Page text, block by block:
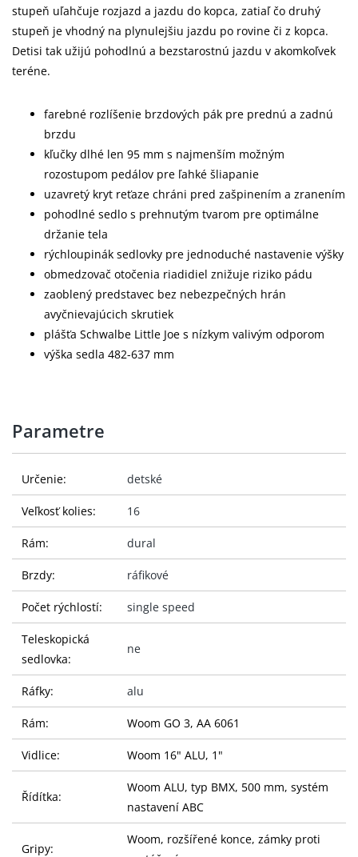
stupeň uľahčuje rozjazd a jazdu do kopca, zatiaľ čo druhý
stupeň je vhodný na plynulejšiu jazdu po rovine či z kopca.
Detisi tak užijú pohodlnú a bezstarostnú jazdu v akomkoľvek
teréne.
farebné rozlíšenie brzdových pák pre prednú a zadnú
brzdu
kľučky dlhé len 95 mm s najmenším možným
rozostupom pedálov pre ľahké šliapanie
uzavretý kryt reťaze chráni pred zašpinením a zranením
pohodlné sedlo s prehnutým tvarom pre optimálne
držanie tela
rýchloupinák sedlovky pre jednoduché nastavenie výšky
obmedzovač otočenia riadidiel znižuje riziko pádu
zaoblený predstavec bez nebezpečných hrán
avyčnievajúcich skrutiek
plášťa Schwalbe Little Joe s nízkym valivým odporom
výška sedla 482-637 mm
Parametre
Určenie: detské
Veľkosť kolies: 16
Rám: dural
Brzdy: ráfikové
Počet rýchlostí: single speed
Teleskopická
sedlovka:
ne
Ráfky: alu
Rám: Woom GO 3, AA 6061
Vidlice: Woom 16" ALU, 1"
Řídítka:
Woom ALU, typ BMX, 500 mm, systém
nastavení ABC
Gripy:
Woom, rozšířené konce, zámky proti